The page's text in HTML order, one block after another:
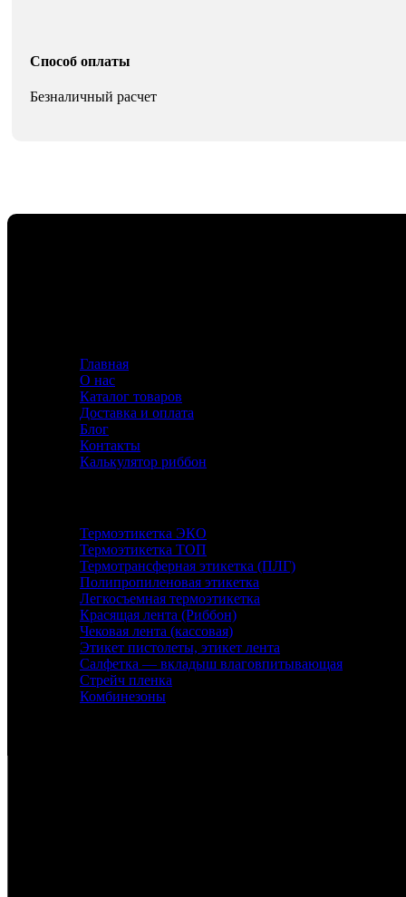
Способ оплаты
Безналичный расчет
Главная
О нас
Каталог товаров
Доставка и оплата
Блог
Контакты
Калькулятор риббон
Термоэтикетка ЭКО
Термоэтикетка ТОП
Термотрансферная этикетка (ПЛГ)
Полипропиленовая этикетка
Легкосъемная термоэтикетка
Красящая лента (Риббон)
Чековая лента (кассовая)
Этикет пистолеты, этикет лента
Салфетка — вкладыш влаговпитывающая
Стрейч пленка
Комбинезоны